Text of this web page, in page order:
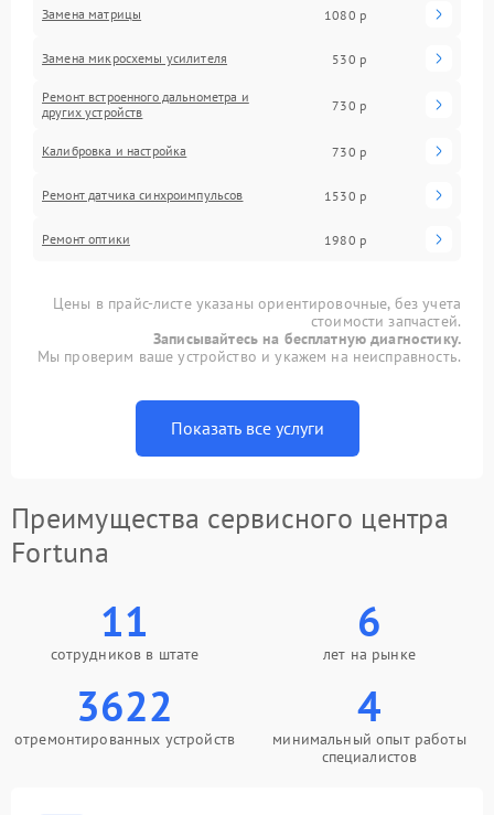
Замена матрицы 1080 р
Замена микросхемы усилителя 530 р
Ремонт встроенного дальнометра и
других устройств
730 р
Калибровка и настройка 730 р
Ремонт датчика синхроимпульсов 1530 р
Ремонт оптики 1980 р
Цены в прайс-листе указаны ориентировочные, без учета
стоимости запчастей.
Записывайтесь на бесплатную диагностику.
Мы проверим ваше устройство и укажем на неисправность.
Показать все услуги
Преимущества сервисного центра
Fortuna
11
сотрудников в штате
6
лет на рынке
3622
отремонтированных устройств
4
минимальный опыт работы
специалистов